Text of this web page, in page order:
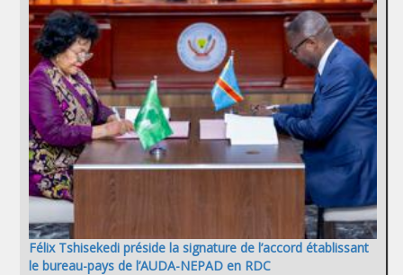
Félix Tshisekedi préside la signature de l’accord établissant
le bureau-pays de l’AUDA-NEPAD en RDC